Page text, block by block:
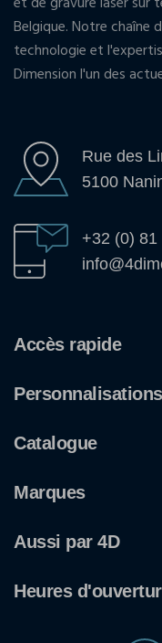
Belgique. Notre chaîne
technologie et
Dimension l'un des
Rue des
5100
+32 (0) 81
Accès rapide
Personnalisations
Catalogue
Marques
Aussi par 4D
Heures